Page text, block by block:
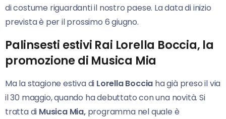
di costume riguardanti il nostro paese. La data di inizio
prevista è per il prossimo 6 giugno.
Palinsesti estivi Rai Lorella Boccia, la
promozione di Musica Mia
Ma la stagione estiva di Lorella Boccia ha già preso il via
il 30 maggio, quando ha debuttato con una novità. Si
tratta di Musica Mia,programma nel quale è